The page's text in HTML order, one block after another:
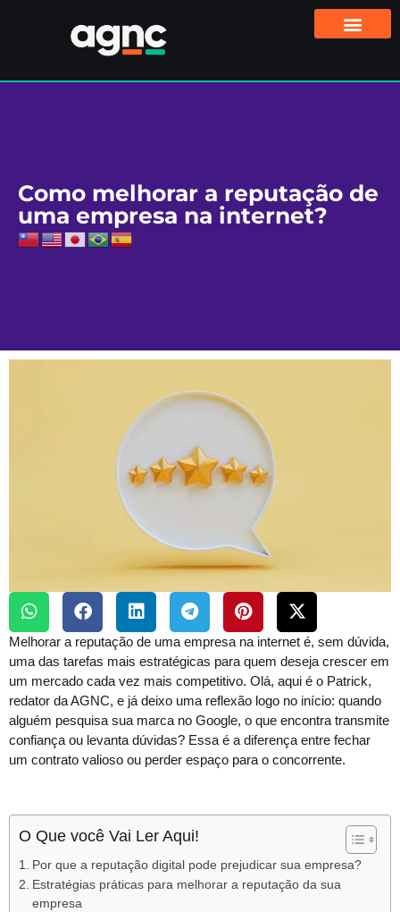
Como melhorar a reputação de
uma empresa na internet?
Melhorar a reputação de uma empresa na internet é, sem dúvida,
uma das tarefas mais estratégicas para quem deseja crescer em
um mercado cada vez mais competitivo. Olá, aqui é o Patrick,
redator da AGNC, e já deixo uma reflexão logo no início: quando
alguém pesquisa sua marca no Google, o que encontra transmite
confiança ou levanta dúvidas? Essa é a diferença entre fechar
um contrato valioso ou perder espaço para o concorrente.
O Que você Vai Ler Aqui!
Por que a reputação digital pode prejudicar sua empresa?
Estratégias práticas para melhorar a reputação da sua
empresa